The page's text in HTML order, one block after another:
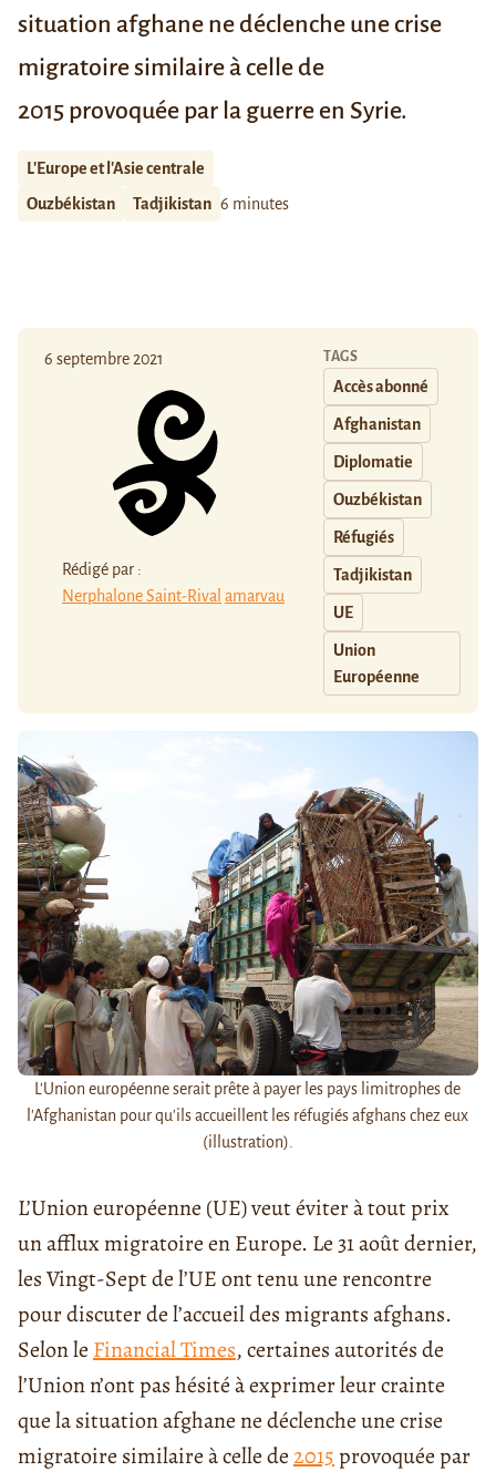
situation afghane ne déclenche une crise
migratoire similaire à celle de
2015 provoquée par la guerre en Syrie.
L'Europe et l'Asie centrale
Ouzbékistan
Tadjikistan 6 minutes
6 septembre 2021
Rédigé par :
Nerphalone Saint-Rival amarvau
TAGS
Accès abonné
Afghanistan
Diplomatie
Ouzbékistan
Réfugiés
Tadjikistan
UE
Union
Européenne
L'Union européenne serait prête à payer les pays limitrophes de
l'Afghanistan pour qu'ils accueillent les réfugiés afghans chez eux
(illustration).
L’Union européenne (UE) veut éviter à tout prix
un afflux migratoire en Europe. Le 31 août dernier,
les Vingt-Sept de l’UE ont tenu une rencontre
pour discuter de l’accueil des migrants afghans.
Selon leFinancial Times, certaines autorités de
l’Union n’ont pas hésité à exprimer leur crainte
que la situation afghane ne déclenche une crise
migratoire similaire à celle de2015provoquée par